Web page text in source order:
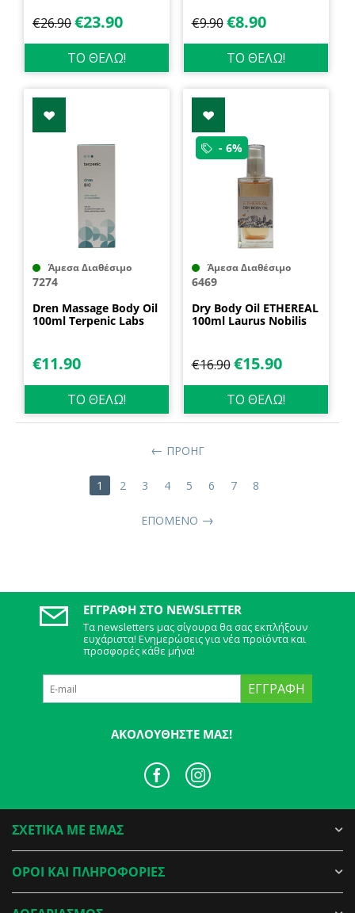
€26.90€23.90
ΤΟ ΘΕΛΩ!
€9.90 €8.90
ΤΟ ΘΕΛΩ!
Άμεσα Διαθέσιμο
7274
Dren Massage Body Oil
100ml Terpenic Labs
€11.90
ΤΟ ΘΕΛΩ!
- 6%
Άμεσα Διαθέσιμο
6469
Dry Body Οil ETHEREAL
100ml Laurus Nobilis
€16.90 €15.90
ΤΟ ΘΕΛΩ!
ΠΡΟΗΓ
1 2 3 4 5 6 7 8
ΕΠΌΜΕΝΟ
ΕΓΓΡΑΦΉ ΣΤΟ NEWSLETTER
Τα newsletters μας σίγουρα θα σας εκπλήξουν
ευχάριστα! Ενημερώσεις για νέα προϊόντα και
προσφορές κάθε μήνα!
ΕΓΓΡΑΦΉ
ΑΚΟΛΟΥΘΉΣΤΕ ΜΑΣ!
ΣΧΕΤΙΚΑ ΜΕ ΕΜΑΣ
ΟΡΟΙ ΚΑΙ ΠΛΗΡΟΦΟΡΙΕΣ